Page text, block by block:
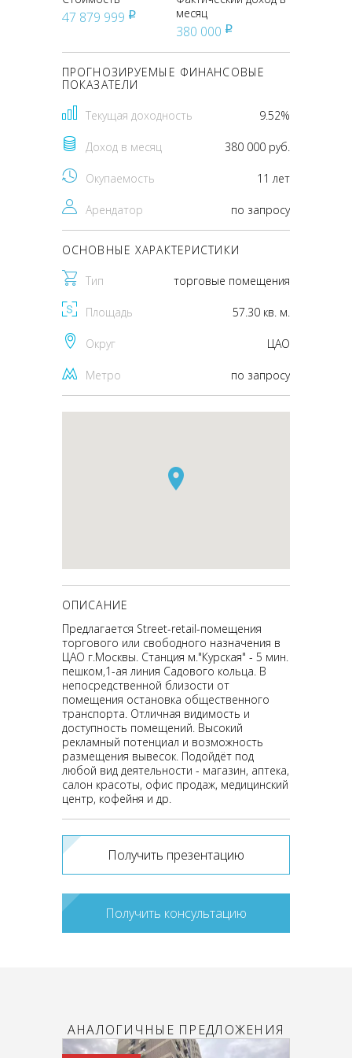
47 879 999 pуб
месяц
380 000 pуб
ПРОГНОЗИРУЕМЫЕ ФИНАНСОВЫЕ
ПОКАЗАТЕЛИ
Текущая доходность 9.52%
Доход в месяц 380 000 руб.
Окупаемость 11 лет
Арендатор по запросу
ОСНОВНЫЕ ХАРАКТЕРИСТИКИ
Тип торговые помещения
Площадь 57.30 кв. м.
Округ ЦАО
Метро по запросу
ОПИСАНИЕ
Предлагается Street-retail-помещения
торгового или свободного назначения в
ЦАО г.Москвы. Станция м."Курская" - 5 мин.
пешком,1-ая линия Садового кольца. В
непосредственной близости от
помещения остановка общественного
транспорта. Отличная видимость и
доступность помещений. Высокий
рекламный потенциал и возможность
размещения вывесок. Подойдёт под
любой вид деятельности - магазин, аптека,
салон красоты, офис продаж, медицинский
центр, кофейня и др.
Получить презентацию
Получить консультацию
АНАЛОГИЧНЫЕ ПРЕДЛОЖЕНИЯ